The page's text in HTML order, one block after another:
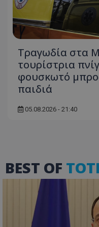
Τραγωδία στα
τουρίστρια
φουσκωτό
παιδιά
05.08.2026 - 21:40
BEST OF